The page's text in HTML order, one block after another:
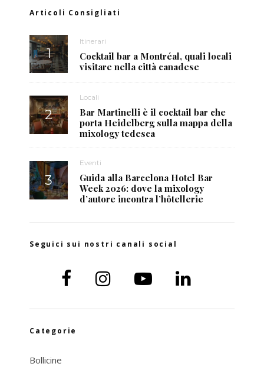
Articoli Consigliati
Itinerari
Cocktail bar a Montréal, quali locali
visitare nella città canadese
Locali
Bar Martinelli è il cocktail bar che
porta Heidelberg sulla mappa della
mixology tedesca
Eventi
Guida alla Barcelona Hotel Bar
Week 2026: dove la mixology
d’autore incontra l’hôtellerie
Seguici sui nostri canali social
Categorie
Bollicine